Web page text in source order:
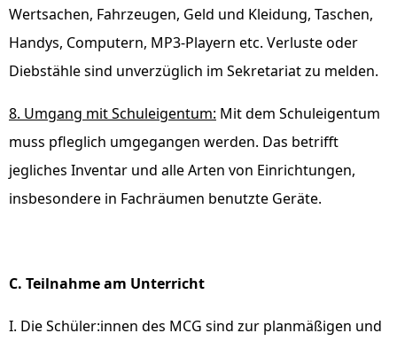
Wertsachen, Fahrzeugen, Geld und Kleidung, Taschen,
Handys, Computern, MP3-Playern etc. Verluste oder
Diebstähle sind unverzüglich im Sekretariat zu melden.
8. Umgang mit Schuleigentum: Mit dem Schuleigentum
muss pfleglich umgegangen werden. Das betrifft
jegliches Inventar und alle Arten von Einrichtungen,
insbesondere in Fachräumen benutzte Geräte.
C. Teilnahme am Unterricht
I. Die Schüler:innen des MCG sind zur planmäßigen und